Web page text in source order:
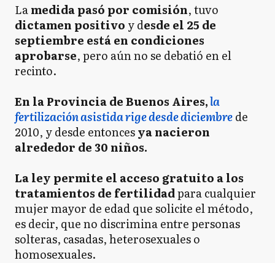
Lamedida pasó por comisión, tuvo
dictamen positivo y desde el 25 de
septiembre está en condiciones
aprobarse, pero aún no se debatió en el
recinto.
En la Provincia de Buenos Aires,la
fertilización asistida rige desde diciembrede
2010, y desde entoncesya nacieron
alrededor de 30 niños.
La ley permite el acceso gratuito a los
tratamientos de fertilidadpara cualquier
mujer mayor de edad que solicite el método,
es decir, que no discrimina entre personas
solteras, casadas, heterosexuales o
homosexuales.